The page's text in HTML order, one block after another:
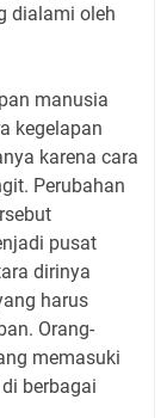
dialami oleh
manusia
kegelapan
karena cara
Perubahan
pusat
dirinya
harus
Orang-
memasuki
berbagai